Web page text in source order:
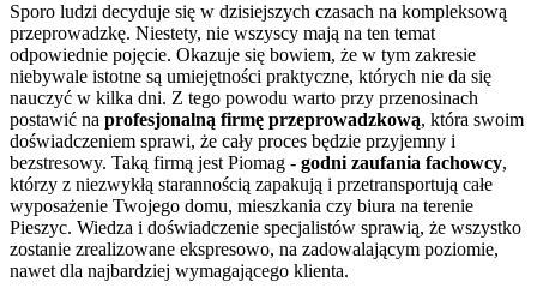
Sporo ludzi decyduje się w dzisiejszych czasach na kompleksową
przeprowadzkę. Niestety, nie wszyscy mają na ten temat
odpowiednie pojęcie. Okazuje się bowiem, że w tym zakresie
niebywale istotne są umiejętności praktyczne, których nie da się
nauczyć w kilka dni. Z tego powodu warto przy przenosinach
postawić na profesjonalną firmę przeprowadzkową, która swoim
doświadczeniem sprawi, że cały proces będzie przyjemny i
bezstresowy. Taką firmą jest Piomag - godni zaufania fachowcy,
którzy z niezwykłą starannością zapakują i przetransportują całe
wyposażenie Twojego domu, mieszkania czy biura na terenie
Pieszyc. Wiedza i doświadczenie specjalistów sprawią, że wszystko
zostanie zrealizowane ekspresowo, na zadowalającym poziomie,
nawet dla najbardziej wymagającego klienta.